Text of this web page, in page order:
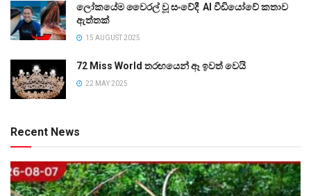
ලෝකයේම වෛරල් වූ සංවේදී AI වීඩියෝවේ කතාව
ඇත්තක්
15 AUGUST 2025
72 Miss World තරඟයෙන් ඈ ඉවත් වෙයි
22 MAY 2025
Recent News